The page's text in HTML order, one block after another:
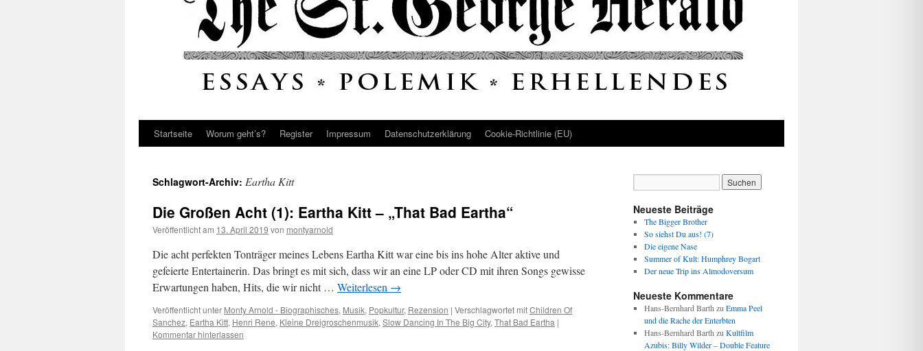
Startseite Worum geht’s? Register Impressum Datenschutz­erklärung Cookie-Richtlinie (EU)
Schlagwort-Archiv: Eartha Kitt
Die Großen Acht (1): Eartha Kitt – „That Bad Eartha“
Veröffentlicht am 13. April 2019 von montyarnold
Die acht perfekten Tonträger meines Lebens Eartha Kitt war eine bis ins hohe Alter aktive und
gefeierte Entertainerin. Das bringt es mit sich, dass wir an eine LP oder CD mit ihren Songs gewisse
Erwartungen haben, Hits, die wir nicht … Weiterlesen →
Veröffentlicht unter Monty Arnold - Biographisches, Musik, Popkultur, Rezension | Verschlagwortet mitChildren Of
Sanchez, Eartha Kitt, Henri Rene, Kleine Dreigroschenmusik, Slow Dancing In The Big City, That Bad Eartha |
Kommentar hinterlassen
Neueste Beiträge
The Bigger Brother
So siehst Du aus! (7)
Die eigene Nase
Summer of Kult: Humphrey Bogart
Der neue Trip ins Almodoversum
Neueste Kommentare
Hans-Bernhard Barth zu Emma Peel
und die Rache der Enterbten
Hans-Bernhard Barth zu Kultfilm
Azubis: Billy Wilder – Double Feature